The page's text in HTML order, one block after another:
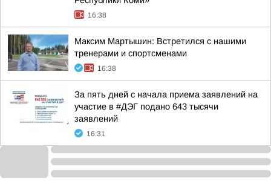
16:38
Максим Мартышин: Встретился с нашими
тренерами и спортсменами
16:38
За пять дней с начала приема заявлений на
участие в #ДЭГ подано 643 тысячи
заявлений
16:31